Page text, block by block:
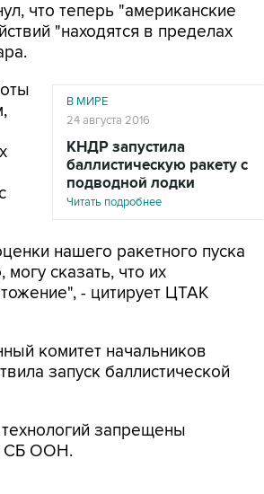
что теперь "американские
"находятся в пределах
В МИРЕ
24 августа 2016
КНДР запустила
баллистическую ракету с
подводной лодки
Читать подробнее
нашего ракетного пуска
сказать, что их
- цитирует ЦТАК
комитет начальников
запуск баллистической
запрещены
СБ ООН.